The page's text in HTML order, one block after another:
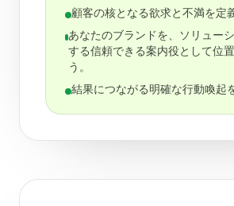
顧客の核となる欲求と不満を定
あなたのブランドを、ソリュー
する信頼できる案内役として位
う。
結果につながる明確な行動喚起